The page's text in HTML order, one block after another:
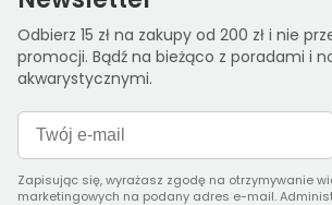
Odbierz 15 zł na zakupy od 200 zł i nie
promocji. Bądź na bieżąco z poradami i
akwarystycznymi.
Zapisując się, wyrażasz zgodę na otrzymywanie
marketingowych na podany adres e-mail.